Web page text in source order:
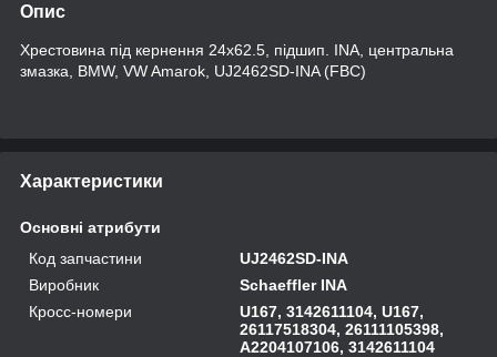
Опис
Хрестовина під кернення 24x62.5, підшип. INA, центральна
змазка, BMW, VW Amarok, UJ2462SD-INA (FBC)
Характеристики
Основні атрибути
Код запчастини
UJ2462SD-INA
Виробник
Schaeffler INA
Кросс-номери
U167, 3142611104, U167,
26117518304, 26111105398,
A2204107106, 3142611104